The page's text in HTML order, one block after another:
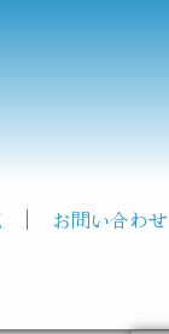
お問い合わせ